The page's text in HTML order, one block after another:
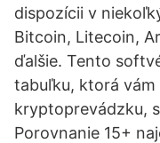
dispozícii v
Bitcoin, Litecoin,
ďalšie. Tento
tabuľku, ktorá
kryptoprevádzku,
Porovnanie 15+